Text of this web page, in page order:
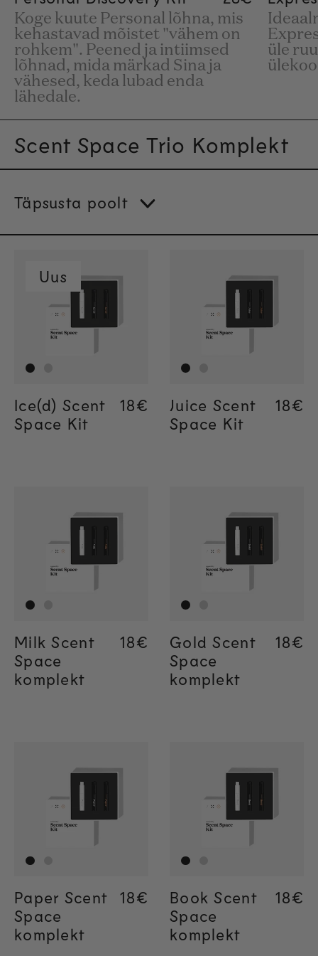
Koge kuute Personal lõhna, mis
kehastavad mõistet "vähem on
rohkem". Peened ja intiimsed
lõhnad, mida märkad Sina ja
vähesed, keda lubad enda
lähedale.
üle
Scent Space Trio Komplekt
Täpsusta poolt
Uus
Ice(d) Scent
Space Kit
Regular price
18€
Regular price
18€
Juice Scent
Space Kit
18€
18€
Milk Scent
Space
komplekt
Regular price
18€
Regular price
18€
Gold Scent
Space
komplekt
18€
18€
Paper Scent
Space
komplekt
Regular price
18€
Regular price
18€
Book Scent
Space
komplekt
18€
18€